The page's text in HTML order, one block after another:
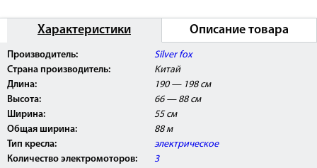
Характеристики Описание товара
Производитель:
Silver fox
Страна производитель:
Китай
Длина:
190 — 198 см
Высота:
66 — 88 см
Ширина:
55 см
Общая ширина:
88 м
Тип кресла:
электрическое
Количество электромоторов:
3